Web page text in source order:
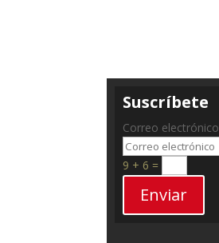
Suscríbete
Correo electrónico
9 + 6 =
Enviar